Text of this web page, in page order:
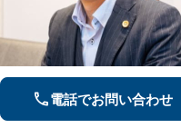
電話でお問い合わせ